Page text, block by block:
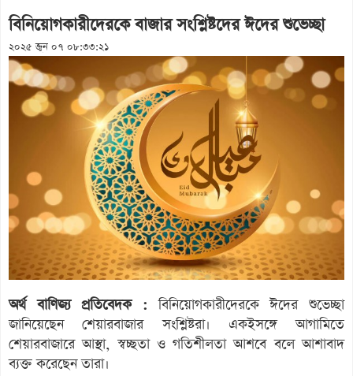
বিনিয়োগকারীদেরকে বাজার সংশ্লিষ্টদের ঈদের শুভেচ্ছা
২০২৫ জুন ০৭ ০৮:৩৩:২১
অর্থ বাণিজ্য প্রতিবেদক : বিনিয়োগকারীদেরকে ঈদের শুভেচ্ছা
জানিয়েছেন শেয়ারবাজার সংশ্লিষ্টরা। একইসঙ্গে আগামিতে
শেয়ারবাজারে আস্থা, স্বচ্ছতা ও গতিশীলতা আশবে বলে আশাবাদ
ব্যক্ত করেছেন তারা।